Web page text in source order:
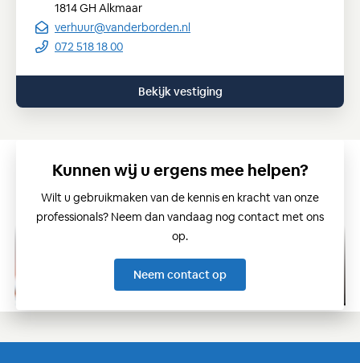
1814 GH Alkmaar
verhuur@vanderborden.nl
072 518 18 00
Bekijk vestiging
Kunnen wij u ergens mee helpen?
Wilt u gebruikmaken van de kennis en kracht van onze
professionals? Neem dan vandaag nog contact met ons
op.
Neem contact op